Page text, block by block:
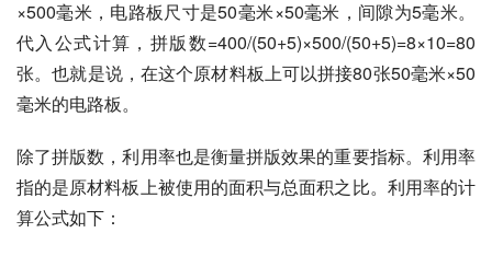
×500毫米，电路板尺寸是50毫米×50毫米，间隙为5毫米。
代入公式计算，拼版数=400/(50+5)×500/(50+5)=8×10=80
张。也就是说，在这个原材料板上可以拼接80张50毫米×50
毫米的电路板。
除了拼版数，利用率也是衡量拼版效果的重要指标。利用率
指的是原材料板上被使用的面积与总面积之比。利用率的计
算公式如下：